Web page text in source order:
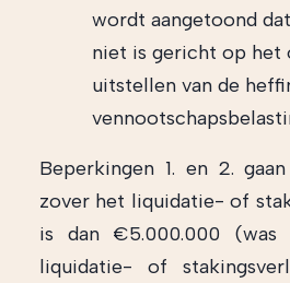
wordt aangetoond
niet is gericht op het
uitstellen van de
Beperkingen 1. en 2.
zover het liquidatie- of
is dan €5.000.000 (was
liquidatie- of